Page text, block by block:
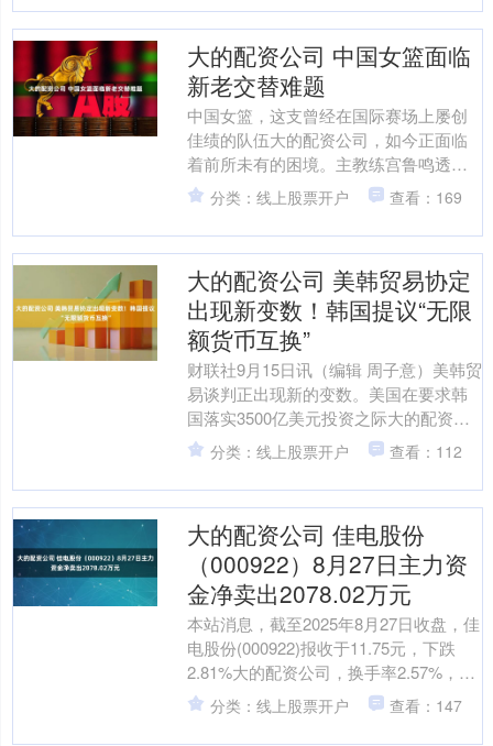
大的配资公司 中国女篮面临
新老交替难题
中国女篮，这支曾经在国际赛场上屡创
佳绩的队伍大的配资公司，如今正面临
着前所未有的困境。主教练宫鲁鸣透露
了其中的无奈：“人才主要集中在大学
里，老队员难以发挥作用，....
分类：线上股票开户 查看：169
大的配资公司 美韩贸易协定
出现新变数！韩国提议“无限
额货币互换”
财联社9月15日讯（编辑 周子意）美韩贸
易谈判正出现新的变数。美国在要求韩
国落实3500亿美元投资之际大的配资公
司，提出了新的要求，这让两国之间的
货币互换讨论提....
分类：线上股票开户 查看：112
大的配资公司 佳电股份
（000922）8月27日主力资
金净卖出2078.02万元
本站消息，截至2025年8月27日收盘，佳
电股份(000922)报收于11.75元，下跌
2.81%大的配资公司，换手率2.57%，成
交量15.07万手，成交额1....
分类：线上股票开户 查看：147